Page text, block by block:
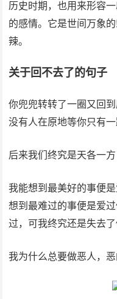
历史时期，也用来形容
的感情。它是世间万象
辣。
关于回不去了的句子
你兜兜转转了一圈又回
没有人在原地等你只有
后来我们终究是天各一方
我能想到最美好的事便
想到最难过的事便是爱
过，可我终究还是失去了
我为什么总要做恶人，